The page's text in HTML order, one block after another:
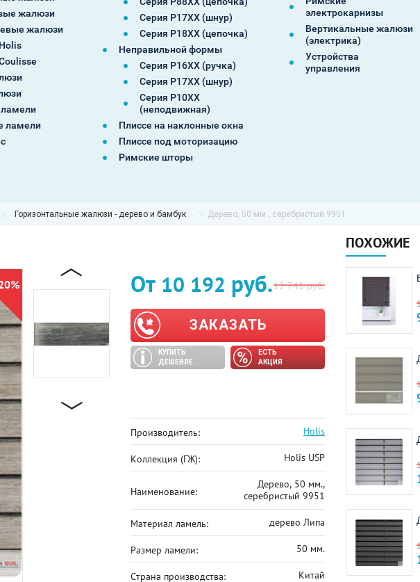
жалюзи
жалюзи
ламели
Серия P17XX (шнур)
Серия P18XX (цепочка)
Неправильной формы
Серия P16XX (ручка)
Серия P17XX (шнур)
Серия P10XX
(неподвижная)
Плиссе на наклонные окна
Плиссе под моторизацию
Римские шторы
электрокарнизы
Вертикальные жалюзи
(электрика)
Устройства
управления
Горизонтальные жалюзи - дерево и бамбук Дерево, 50 мм., серебристый 9951
12 741руб.
От 10 192 руб.
ЗАКАЗАТЬ
КУПИТЬ
ДЕШЕВЛЕ
ЕСТЬ
АКЦИЯ
Производитель: Holis
Коллекция (ГЖ): Holis USP
Наименование:
Дерево, 50 мм.,
серебристый 9951
Материал ламель: дерево Липа
Размер ламели: 50 мм.
Страна производства: Китай
ПОХОЖИЕ